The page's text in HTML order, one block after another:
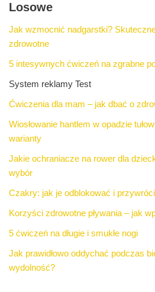
Losowe
Jak wzmocnić nadgarstki?
zdrowotne
5 intesywnych ćwiczeń na zgrabne
System reklamy Test
Ćwiczenia dla mam – jak dbać o
Wiosłowanie hantlem w opadzie
warianty
Jakie ochraniacze na rower dla
wybór
Czakry: jak je odblokować i
Korzyści zdrowotne pływania – jak
5 ćwiczeń na długie i smukłe nogi
Jak prawidłowo oddychać podczas
wydolność?